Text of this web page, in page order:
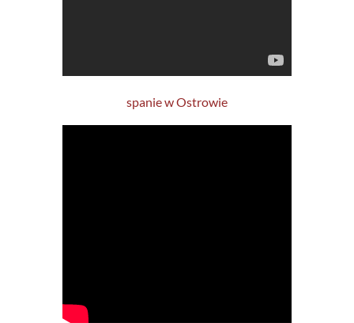
spanie w Ostrowie